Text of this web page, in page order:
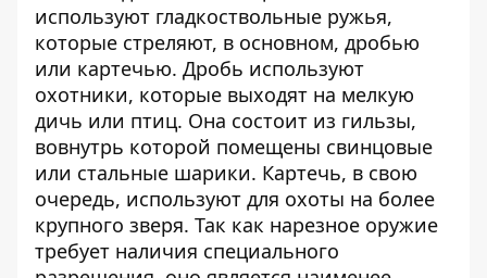
используют гладкоствольные ружья,
которые стреляют, в основном, дробью
или картечью. Дробь используют
охотники, которые выходят на мелкую
дичь или птиц. Она состоит из гильзы,
вовнутрь которой помещены свинцовые
или стальные шарики. Картечь, в свою
очередь, используют для охоты на более
крупного зверя. Так как нарезное оружие
требует наличия специального